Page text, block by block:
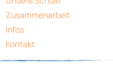
Zusammenarbeit
Infos
Kontakt